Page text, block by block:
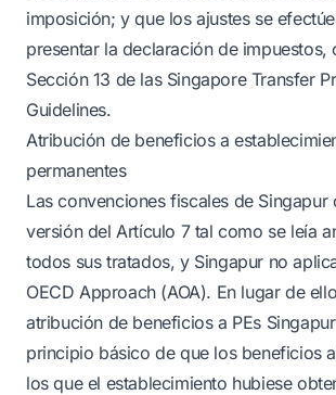
imposición; y que los ajustes se
presentar la declaración de impuestos,
Sección 13 de las Singapore Transfer
Guidelines.
Atribución de beneficios a
permanentes
Las convenciones fiscales de Singapur
versión del Artículo 7 tal como se leía
todos sus tratados, y Singapur no
OECD Approach (AOA). En lugar de
atribución de beneficios a PEs
principio básico de que los beneficios
los que el establecimiento hubiese